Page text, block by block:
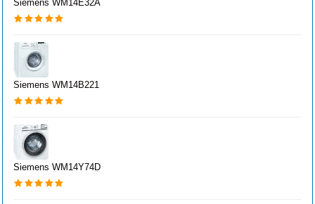
Siemens WM14E32A
Siemens WM14B221
Siemens WM14Y74D